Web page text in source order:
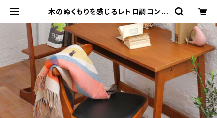
木のぬくもりを感じるレトロ調コンパ
ティーク調 シンプル ナチュラル シャ
ビー おしゃれ 椅子 イス デスクチェア
インテリア | カグビズ